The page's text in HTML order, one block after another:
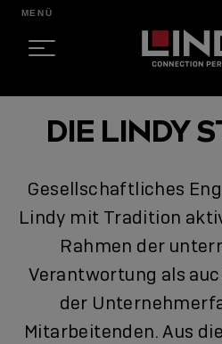
MENÜ
DIE LINDY
Gesellschaftliches
Lindy mit Tradition
Rahmen der
Verantwortung als
der
Mitarbeitenden. Aus